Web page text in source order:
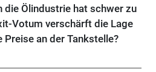
die Ölindustrie hat schwer zu
Votum verschärft die Lage
an der Tankstelle?